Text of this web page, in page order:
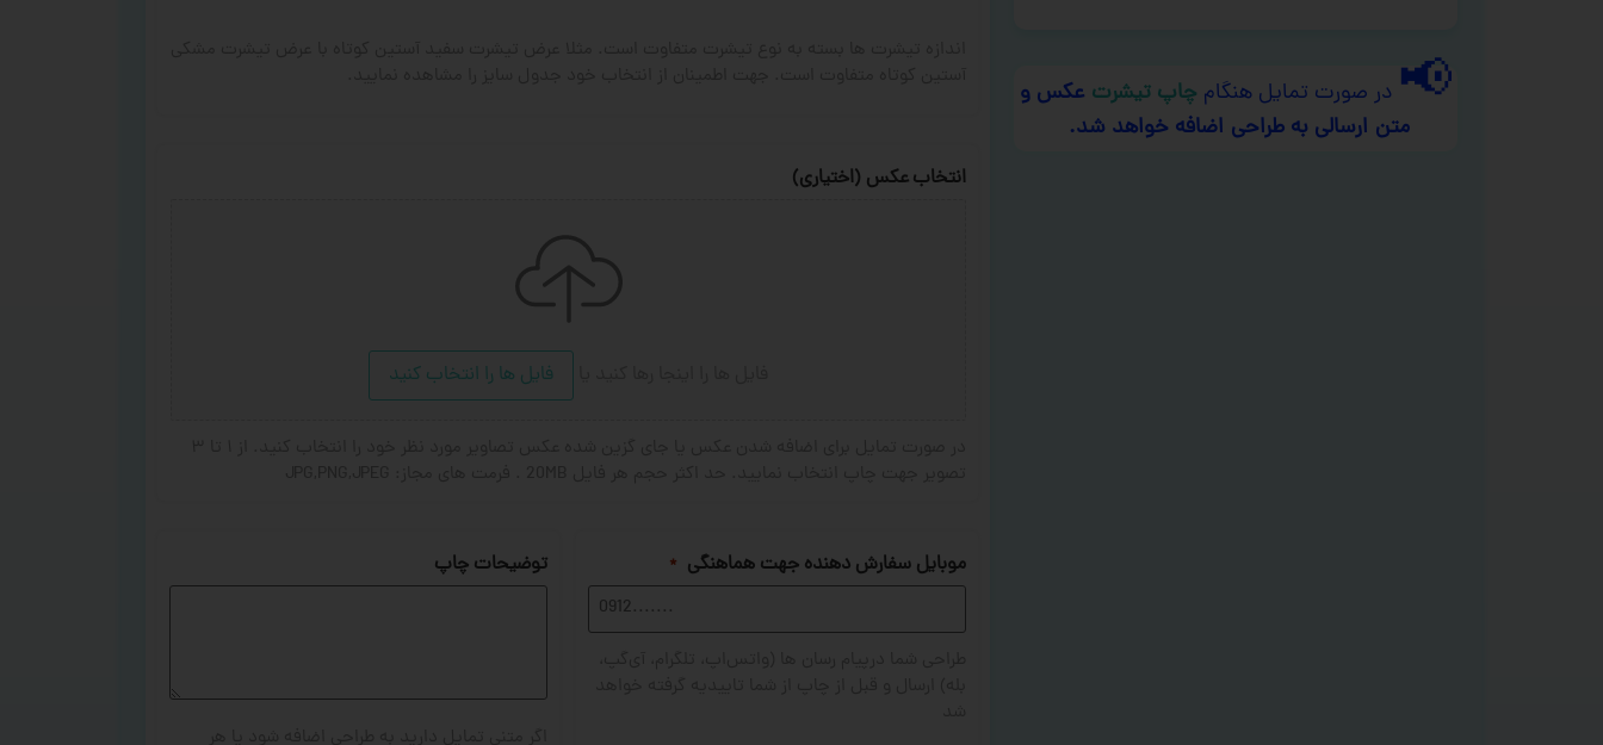
📢 در صورت تمایل هنگام چاپ تیشرت عکس و
متن ارسالی به طراحی اضافه خواهد شد.
انتخاب عکس (اختیاری)
فایل ها را انتخاب کنید
موبایل سفارش دهنده جهت هماهنگی * توضیحات چاپ